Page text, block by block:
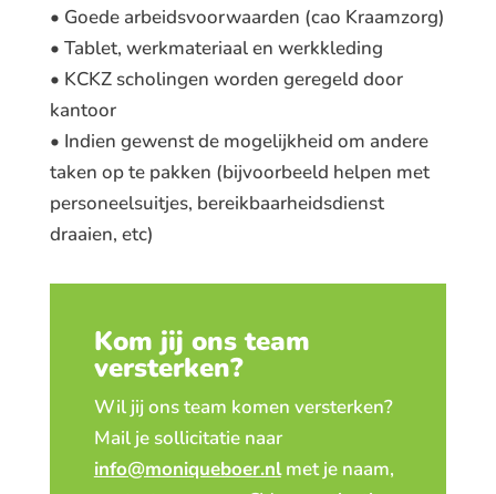
• Goede arbeidsvoorwaarden (cao Kraamzorg)
• Tablet, werkmateriaal en werkkleding
• KCKZ scholingen worden geregeld door
kantoor
• Indien gewenst de mogelijkheid om andere
taken op te pakken (bijvoorbeeld helpen met
personeelsuitjes, bereikbaarheidsdienst
draaien, etc)
Kom jij ons team
versterken?
Wil jij ons team komen versterken?
Mail je sollicitatie naar
info@moniqueboer.nlmet je naam,